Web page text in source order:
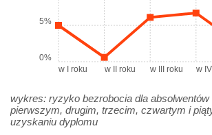
w I roku w II roku w III roku w
0%
5%
wykres: ryzyko bezrobocia dla
pierwszym, drugim, trzecim, czwartym i
uzyskaniu dyplomu